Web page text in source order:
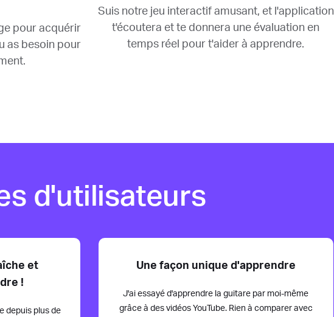
pour acquérir
as besoin pour
Suis notre jeu interactif amusant, et l'application
t'écoutera et te donnera une évaluation en
temps réel pour t'aider à apprendre.
d'utilisateurs
et
!
depuis plus de
Une façon unique d'apprendre
J'ai essayé d'apprendre la guitare par moi-même
grâce à des vidéos YouTube. Rien à comparer avec